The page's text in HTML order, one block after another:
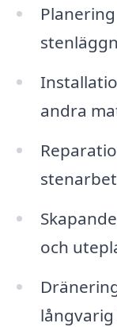
andra
och